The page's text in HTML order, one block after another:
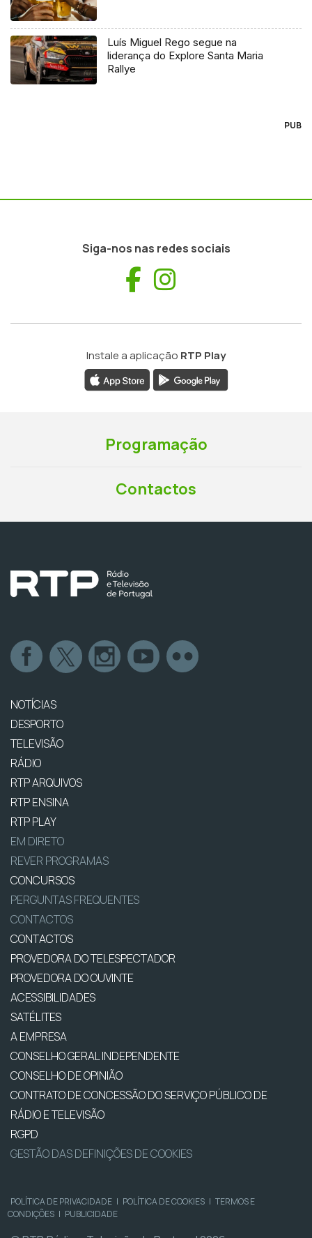
Luís Miguel Rego segue na
liderança do Explore Santa Maria
Rallye
PUB
Siga-nos nas redes sociais
Facebook
Instale a aplicação RTP Play
Programação
Contactos
NOTÍCIAS
DESPORTO
TELEVISÃO
RÁDIO
RTP ARQUIVOS
RTP ENSINA
RTP PLAY
EM DIRETO
REVER PROGRAMAS
CONCURSOS
PERGUNTAS FREQUENTES
CONTACTOS
CONTACTOS
PROVEDORA DO TELESPECTADOR
PROVEDORA DO OUVINTE
ACESSIBILIDADES
SATÉLITES
A EMPRESA
CONSELHO GERAL INDEPENDENTE
CONSELHO DE OPINIÃO
CONTRATO DE CONCESSÃO DO SERVIÇO PÚBLICO DE
RÁDIO E TELEVISÃO
RGPD
GESTÃO DAS DEFINIÇÕES DE COOKIES
POLÍTICA DE PRIVACIDADE | POLÍTICA DE COOKIES | TERMOS E
CONDIÇÕES | PUBLICIDADE